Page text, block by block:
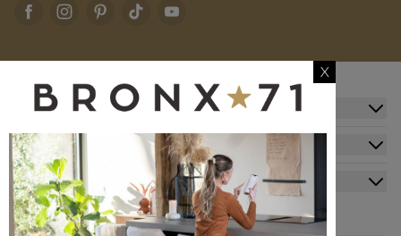
Zusatzinformation
Kundendienst
Mein Konto
X